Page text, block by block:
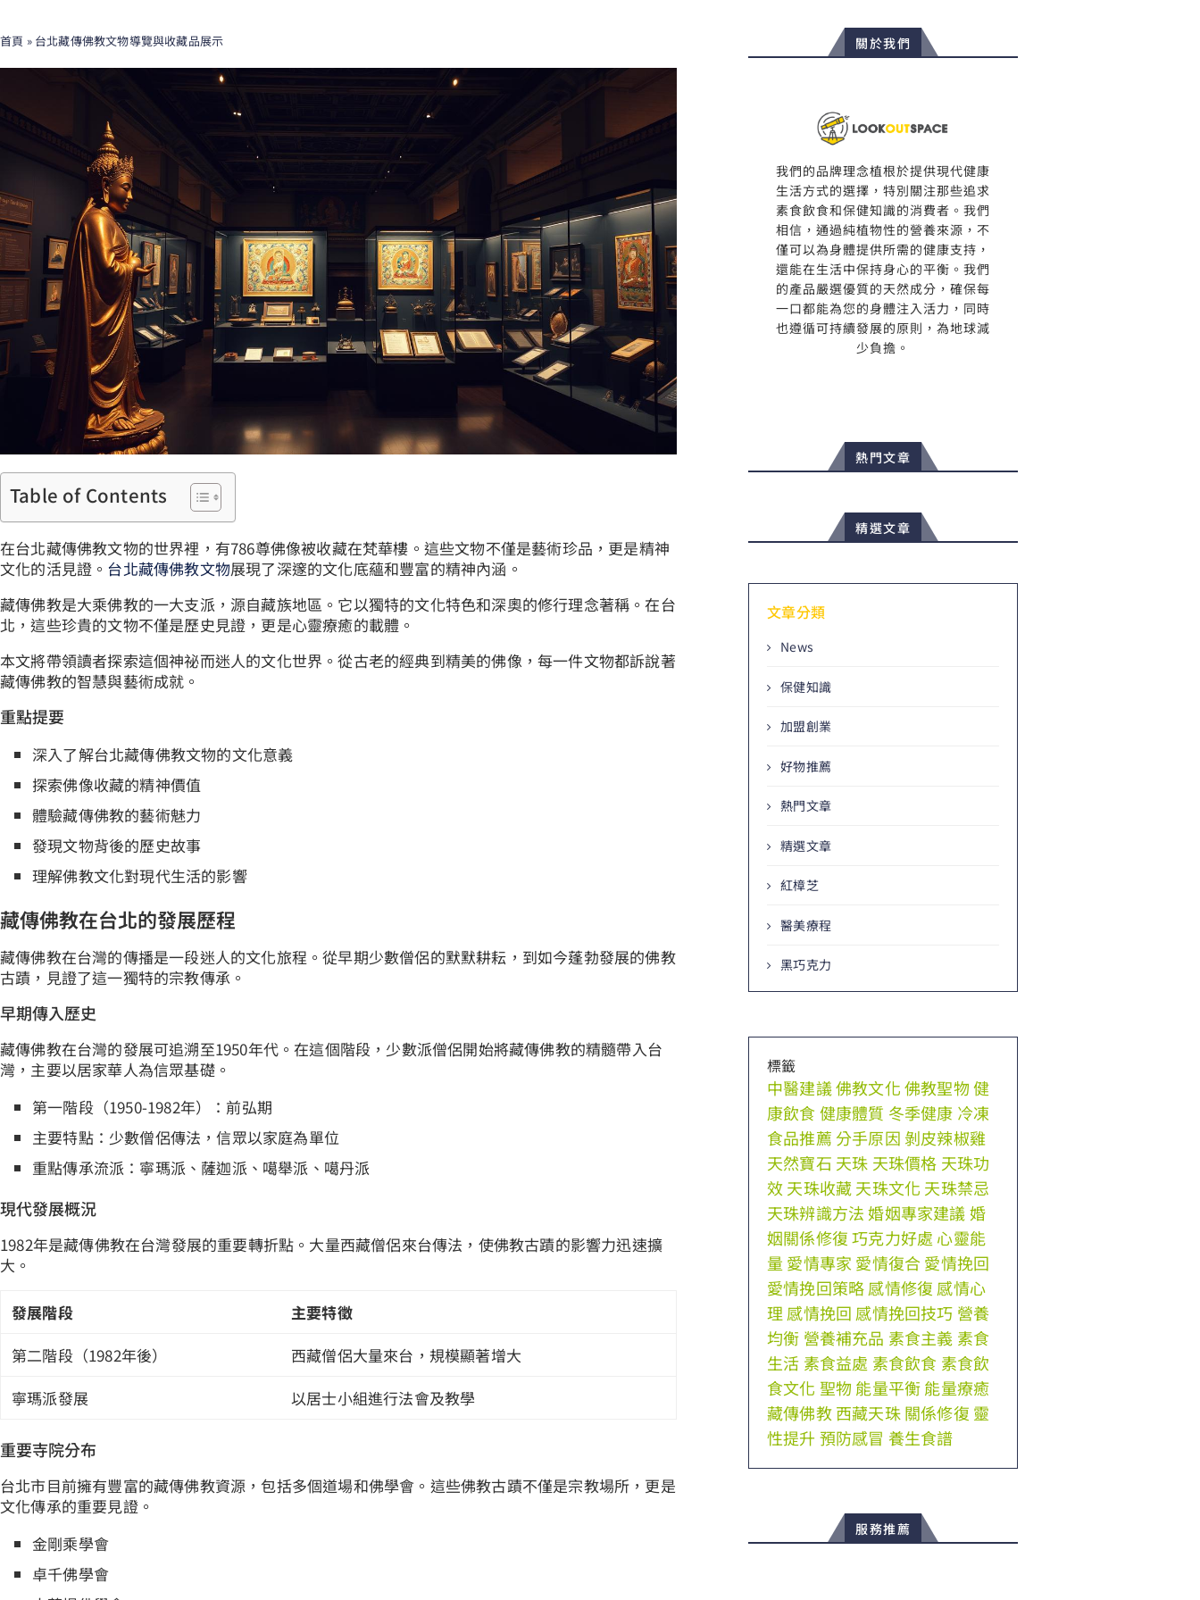
首頁 » 台北藏傳佛教文物導覽與收藏品展示
Table of Contents
在台北藏傳佛教文物的世界裡，有786尊佛像被收藏在梵華樓。這些文物不僅是藝術珍品，更是精神
文化的活見證。 台北藏傳佛教文物展現了深邃的文化底蘊和豐富的精神內涵。
藏傳佛教是大乘佛教的一大支派，源自藏族地區。它以獨特的文化特色和深奧的修行理念著稱。在台
北，這些珍貴的文物不僅是歷史見證，更是心靈療癒的載體。
本文將帶領讀者探索這個神祕而迷人的文化世界。從古老的經典到精美的佛像，每一件文物都訴說著
藏傳佛教的智慧與藝術成就。
重點提要
深入了解台北藏傳佛教文物的文化意義
探索佛像收藏的精神價值
體驗藏傳佛教的藝術魅力
發現文物背後的歷史故事
理解佛教文化對現代生活的影響
藏傳佛教在台北的發展歷程
藏傳佛教在台灣的傳播是一段迷人的文化旅程。從早期少數僧侶的默默耕耘，到如今蓬勃發展的佛教
古蹟，見證了這一獨特的宗教傳承。
早期傳入歷史
藏傳佛教在台灣的發展可追溯至1950年代。在這個階段，少數派僧侶開始將藏傳佛教的精髓帶入台
灣，主要以居家華人為信眾基礎。
第一階段（1950-1982年）：前弘期
主要特點：少數僧侶傳法，信眾以家庭為單位
重點傳承流派：寧瑪派、薩迦派、噶舉派、噶丹派
現代發展概況
1982年是藏傳佛教在台灣發展的重要轉折點。大量西藏僧侶來台傳法，使佛教古蹟的影響力迅速擴
大。
發展階段
主要特徵
第二階段（1982年後）
西藏僧侶大量來台，規模顯著增大
寧瑪派發展
以居士小組進行法會及教學
重要寺院分布
台北市目前擁有豐富的藏傳佛教資源，包括多個道場和佛學會。這些佛教古蹟不僅是宗教場所，更是
文化傳承的重要見證。
金剛乘學會
卓千佛學會
關於我們
我們的品牌理念植根於提供現代健康
生活方式的選擇，特別關注那些追求
素食飲食和保健知識的消費者。我們
相信，通過純植物性的營養來源，不
僅可以為身體提供所需的健康支持，
還能在生活中保持身心的平衡。我們
的產品嚴選優質的天然成分，確保每
一口都能為您的身體注入活力，同時
也遵循可持續發展的原則，為地球減
少負擔。
熱門文章
精選文章
文章分類
News
保健知識
加盟創業
好物推薦
熱門文章
精選文章
紅樟芝
醫美療程
黑巧克力
標籤
中醫建議佛教文化佛教聖物健
康飲食 健康體質 冬季健康 冷凍
食品推薦分手原因剝皮辣椒雞
天然寶石 天珠 天珠價格 天珠功
效天珠收藏天珠文化 天珠禁忌
天珠辨識方法 婚姻專家建議婚
姻關係修復 巧克力好處 心靈能
量 愛情專家愛情復合愛情挽回
愛情挽回策略感情修復 感情心
理感情挽回 感情挽回技巧 營養
均衡 營養補充品 素食主義 素食
生活 素食益處 素食飲食 素食飲
食文化 聖物能量平衡能量療癒
藏傳佛教西藏天珠關係修復 靈
性提升預防感冒 養生食譜
服務推薦